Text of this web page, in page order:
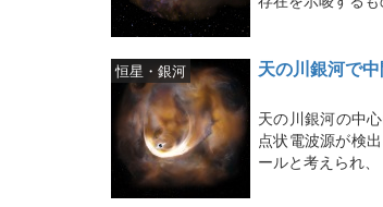
天の川銀河で
恒星・銀河
天の川銀河の中
点状電波源が検
ールと考えられ